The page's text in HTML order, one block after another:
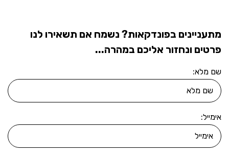
מתעניינים בפונדקאות? נשמח אם תשאירו לנו
פרטים ונחזור אליכם במהרה...
שם מלא:
אימייל: